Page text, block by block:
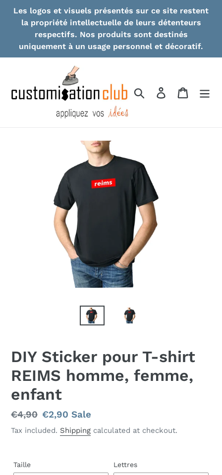
Les logos et visuels présentés sur ce site restent
la propriété intellectuelle de leurs détenteurs
respectifs. Nos produits sont destinés
uniquement à un usage personnel et décoratif.
Search Log in Cart
DIY Sticker pour T-shirt
REIMS homme, femme,
enfant
Regular
price
€4,90 Sale
price
€2,90Sale
Tax included. Shipping calculated at checkout.
Taille Lettres